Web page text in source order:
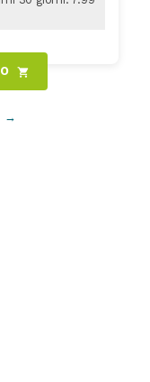
shopping_cart
→